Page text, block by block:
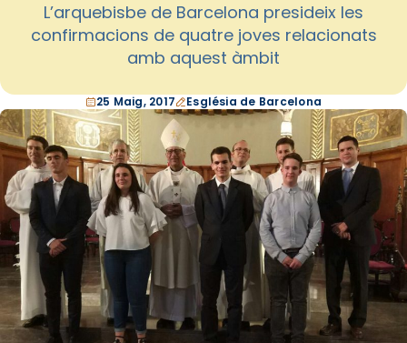
L’arquebisbe de Barcelona presideix les
confirmacions de quatre joves relacionats
amb aquest àmbit
25 Maig, 2017 Església de Barcelona